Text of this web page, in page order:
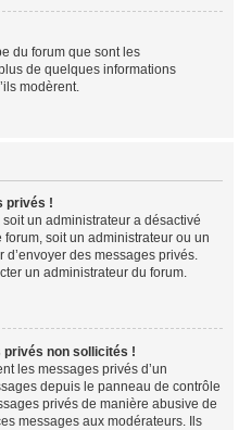
du forum que sont les
de quelques informations
modèrent.
privés !
un administrateur a désactivé
soit un administrateur ou un
des messages privés.
un administrateur du forum.
non sollicités !
les messages privés d’un
depuis le panneau de contrôle
privés de manière abusive de
messages aux modérateurs. Ils